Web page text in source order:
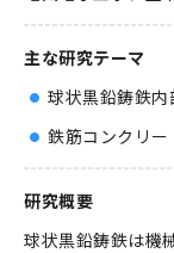
主な研究テーマ
球状黒鉛鋳鉄内
鉄筋コンクリー
研究概要
球状黒鉛鋳鉄は機